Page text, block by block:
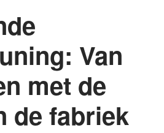
Van
met de
de fabriek